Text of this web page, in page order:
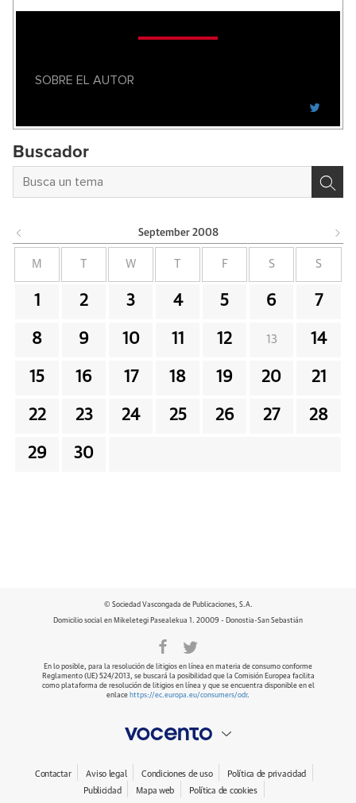
SOBRE EL AUTOR
Buscador
September 2008
M W F S S
1 2 3 4 5 6 7
8 9 10 11 12 13 14
15 16 17 18 19 20 21
22 23 24 25 26 27 28
29 30
© Sociedad Vascongada de Publicaciones, S.A.
Domicilio social en Mikeletegi Pasealekua 1. 20009 - Donostia-San Sebastián
En lo posible, para la resolución de litigios en línea en materia de consumo conforme
Reglamento (UE) 524/2013, se buscará la posibilidad que la Comisión Europea facilita
como plataforma de resolución de litigios en línea y que se encuentra disponible en el
enlace https://ec.europa.eu/consumers/odr.
Contactar Aviso legal Condiciones de uso
Política de privacidad
Publicidad
Mapa web Política de cookies